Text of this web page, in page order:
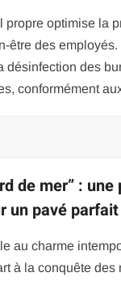
propre optimise la
être des
désinfection des
conformément
de mer” : une
un pavé parfait
au charme
à la conquête des